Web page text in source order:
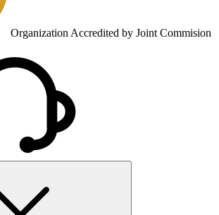
Organization Accredited by Joint Commision